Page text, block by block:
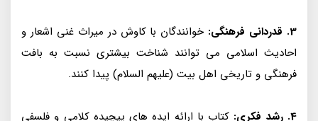
3. قدردانی فرهنگی:
خوانندگان با کاوش در میراث غنی اشعار و
احادیث اسلامی می توانند شناخت بیشتری نسبت به بافت
فرهنگی و تاریخی اهل بیت (علیهم السلام) پیدا کنند.
4. رشد فکری: کتاب با ارائه ایده های پیچیده کلامی و فلسفی